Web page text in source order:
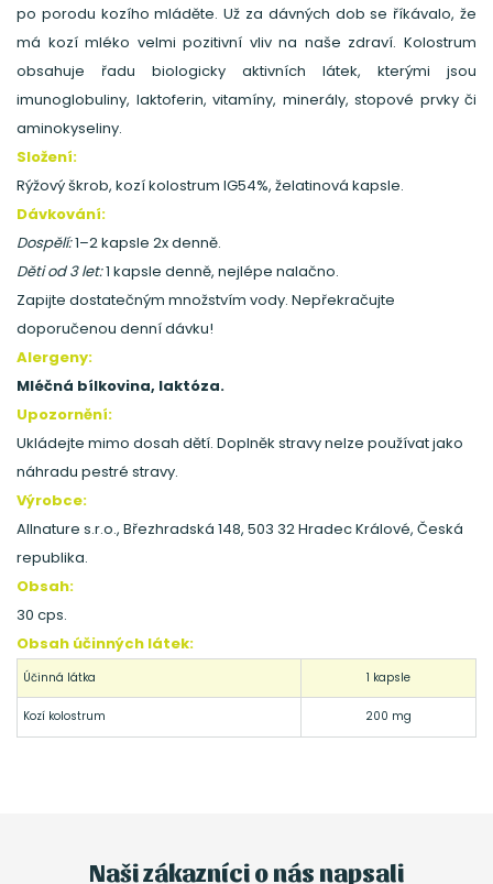
po porodu kozího mláděte. Už za dávných dob se říkávalo, že
má kozí mléko velmi pozitivní vliv na naše zdraví. Kolostrum
obsahuje řadu biologicky aktivních látek, kterými jsou
imunoglobuliny, laktoferin, vitamíny, minerály, stopové prvky či
aminokyseliny.
Složení:
Rýžový škrob, kozí kolostrum IG54%, želatinová kapsle.
Dávkování:
Dospělí:1–2 kapsle 2x denně.
Děti od 3 let:1 kapsle denně, nejlépe nalačno.
Zapijte dostatečným množstvím vody. Nepřekračujte
doporučenou denní dávku!
Alergeny:
Mléčná bílkovina, laktóza.
Upozornění:
Ukládejte mimo dosah dětí. Doplněk stravy nelze používat jako
náhradu pestré stravy.
Výrobce:
Allnature s.r.o., Březhradská 148, 503 32 Hradec Králové, Česká
republika.
Obsah:
30 cps.
Obsah účinných látek:
Účinná látka 1 kapsle
Kozí kolostrum 200 mg
Naši zákazníci o nás napsali